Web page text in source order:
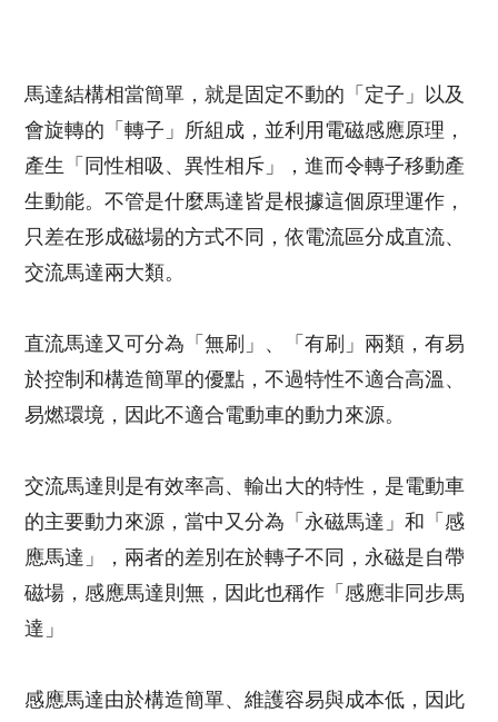
馬達結構相當簡單，就是固定不動的「定子」以及
會旋轉的「轉子」所組成，並利用電磁感應原理，
產生「同性相吸、異性相斥」，進而令轉子移動產
生動能。不管是什麼馬達皆是根據這個原理運作，
只差在形成磁場的方式不同，依電流區分成直流、
交流馬達兩大類。
直流馬達又可分為「無刷」、「有刷」兩類，有易
於控制和構造簡單的優點，不過特性不適合高溫、
易燃環境，因此不適合電動車的動力來源。
交流馬達則是有效率高、輸出大的特性，是電動車
的主要動力來源，當中又分為「永磁馬達」和「感
應馬達」，兩者的差別在於轉子不同，永磁是自帶
磁場，感應馬達則無，因此也稱作「感應非同步馬
達」
感應馬達由於構造簡單、維護容易與成本低，因此